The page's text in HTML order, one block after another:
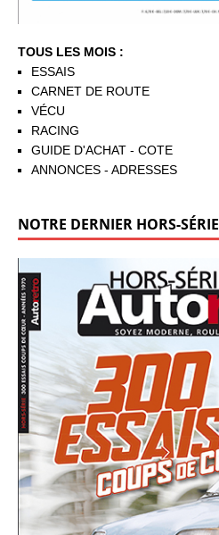
TOUS LES MOIS :
ESSAIS
CARNET DE ROUTE
VÉCU
RACING
GUIDE D'ACHAT - COTE
ANNONCES - ADRESSES
NOTRE DERNIER HORS-SÉRIE